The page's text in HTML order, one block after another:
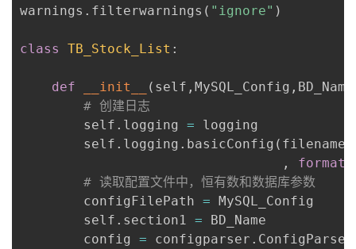
warnings . filterwarnings ( "ignore" )
class
TB_Stock_List :
def
__init__ ( self , MySQL_Config , BD_Name
# 创建日志
        self
. logging = logging
        self
. logging . basicConfig ( filename
,
format
# 读取配置文件中，恒有数和数据库参数
        configFilePath
= MySQL_Config
        self
. section1 = BD_Name
        config
= configparser . ConfigParser